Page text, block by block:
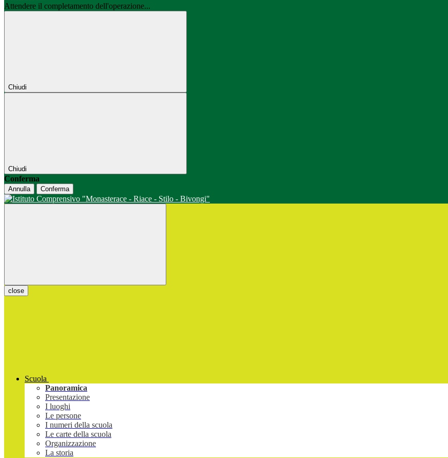
Attendere il completamento dell'operazione...
Chiudi
Chiudi
Conferma
Annulla Conferma
close
Scuola
Panoramica
Presentazione
I luoghi
Le persone
I numeri della scuola
Le carte della scuola
Organizzazione
La storia